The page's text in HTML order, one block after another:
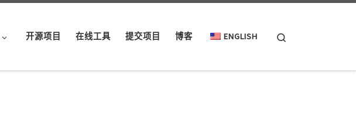
开源项目 在线工具 提交项目 博客 ENGLISH